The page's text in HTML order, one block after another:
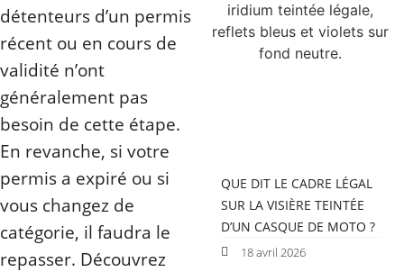
détenteurs d’un permis
récent ou en cours de
validité n’ont
généralement pas
besoin de cette étape.
En revanche, si votre
permis a expiré ou si
vous changez de
catégorie, il faudra le
repasser. Découvrez
QUE DIT LE CADRE LÉGAL
SUR LA VISIÈRE TEINTÉE
D’UN CASQUE DE MOTO ?
18 avril 2026